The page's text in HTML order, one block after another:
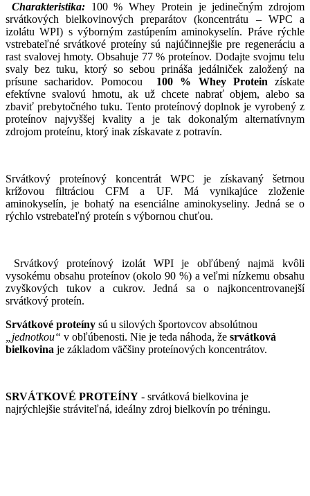
Charakteristika:100 % Whey Protein je jedinečným zdrojom
srvátkových bielkovinových preparátov (koncentrátu – WPC a
izolátu WPI) s výborným zastúpením aminokyselín. Práve rýchle
vstrebateľné srvátkové proteíny sú najúčinnejšie pre regeneráciu a
rast svalovej hmoty. Obsahuje 77 % proteínov. Dodajte svojmu telu
svaly bez tuku, ktorý so sebou prináša jedálniček založený na
prísune sacharidov. Pomocou
100 % Whey Proteinzískate
efektívne svalovú hmotu, ak už chcete nabrať objem, alebo sa
zbaviť prebytočného tuku. Tento proteínový doplnok je vyrobený z
proteínov najvyššej kvality a je tak dokonalým alternatívnym
zdrojom proteínu, ktorý inak získavate z potravín.
Srvátkový proteínový koncentrát WPC je získavaný šetrnou
krížovou filtráciou CFM a UF. Má vynikajúce zloženie
aminokyselín, je bohatý na esenciálne aminokyseliny. Jedná se o
rýchlo vstrebateľný proteín s výbornou chuťou.
Srvátkový proteínový izolát WPI je obľúbený najmä kvôli
vysokému obsahu proteínov (okolo 90 %) a veľmi nízkemu obsahu
zvyškových tukov a cukrov. Jedná sa o najkoncentrovanejší
srvátkový proteín.
Srvátkové proteíny sú u silových športovcov absolútnou
„jednotkou“ v obľúbenosti. Nie je teda náhoda, že srvátková
bielkovina je základom väčšiny proteínových koncentrátov.
SRVÁTKOVÉ PROTEÍNY - srvátková bielkovina je
najrýchlejšie stráviteľná, ideálny zdroj bielkovín po tréningu.